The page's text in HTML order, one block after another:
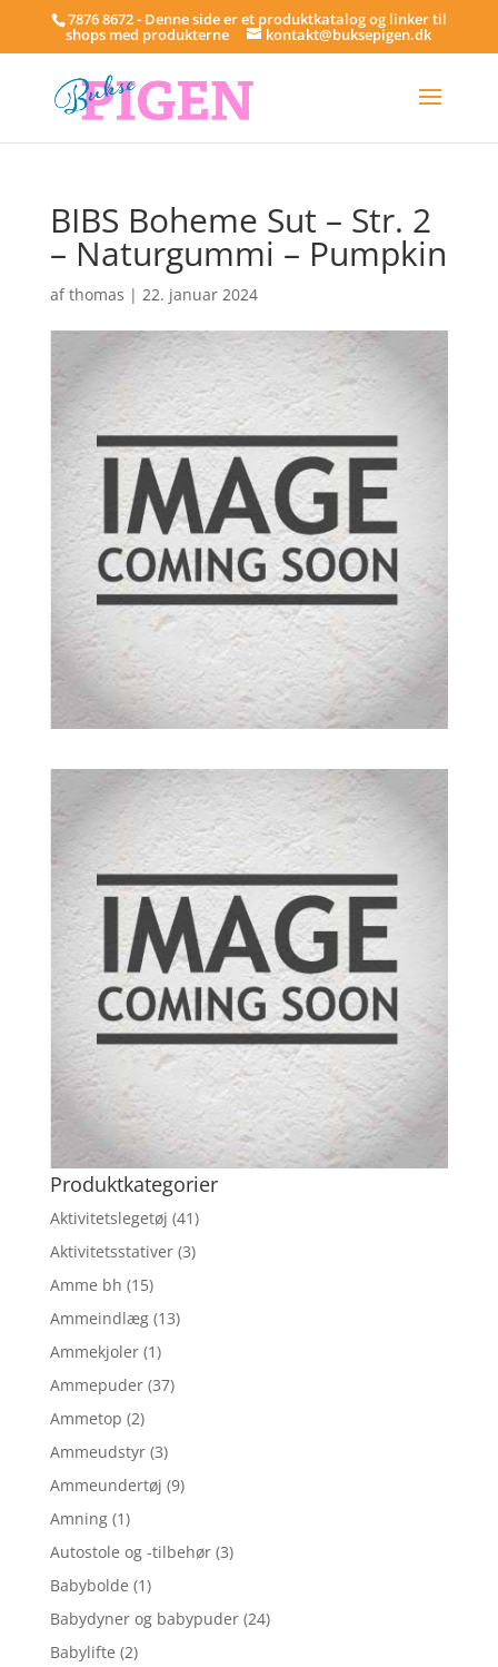
7876 8672 - Denne side er et produktkatalog og linker til
shops med produkterne kontakt@buksepigen.dk
BIBS Boheme Sut – Str. 2
– Naturgummi – Pumpkin
afthomas | 22. januar 2024
Produktkategorier
Aktivitetslegetøj (41)
Aktivitetsstativer (3)
Amme bh (15)
Ammeindlæg (13)
Ammekjoler (1)
Ammepuder (37)
Ammetop (2)
Ammeudstyr (3)
Ammeundertøj (9)
Amning (1)
Autostole og -tilbehør (3)
Babybolde (1)
Babydyner og babypuder (24)
Babylifte (2)